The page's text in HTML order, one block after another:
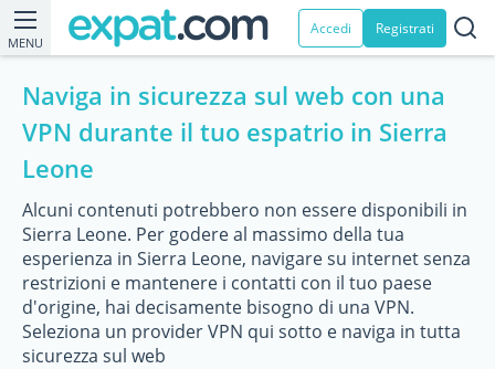
MENU
Accedi Registrati
Naviga in sicurezza sul web con una
VPN durante il tuo espatrio in Sierra
Leone
Alcuni contenuti potrebbero non essere disponibili in
Sierra Leone. Per godere al massimo della tua
esperienza in Sierra Leone, navigare su internet senza
restrizioni e mantenere i contatti con il tuo paese
d'origine, hai decisamente bisogno di una VPN.
Seleziona un provider VPN qui sotto e naviga in tutta
sicurezza sul web